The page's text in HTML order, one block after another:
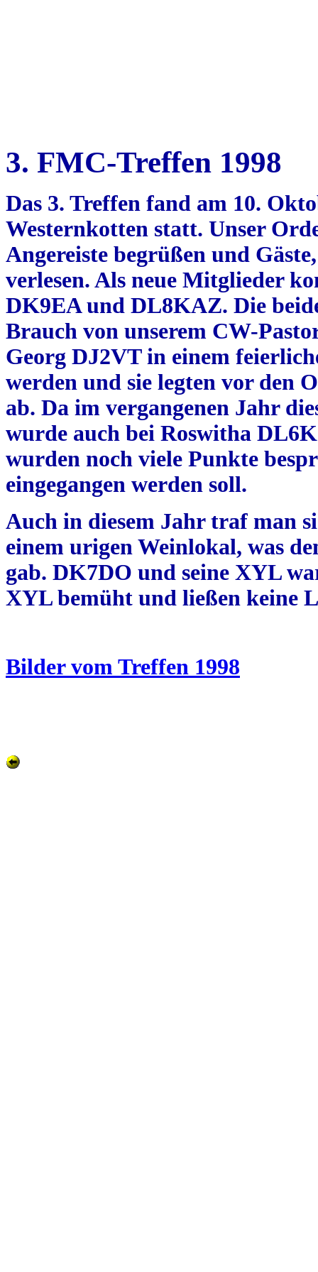
3. FMC-Treffen 1998
Das 3. Treffen fand am 10.
Westernkotten statt. Unser
Angereiste begrüßen und
verlesen. Als neue Mitglieder
DK9EA und DL8KAZ. Die
Brauch von unserem CW-
Georg DJ2VT in einem
werden und sie legten vor den
ab. Da im vergangenen Jahr
wurde auch bei Roswitha
wurden noch viele Punkte
eingegangen werden soll.
Auch in diesem Jahr traf man
einem urigen Weinlokal, was
gab. DK7DO und seine XYL
XYL bemüht und ließen keine
Bilder vom Treffen 1998